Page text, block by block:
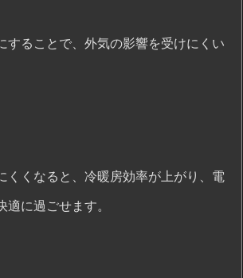
することで、外気の影響を受けにくい
くくなると、冷暖房効率が上がり、電
に過ごせます。